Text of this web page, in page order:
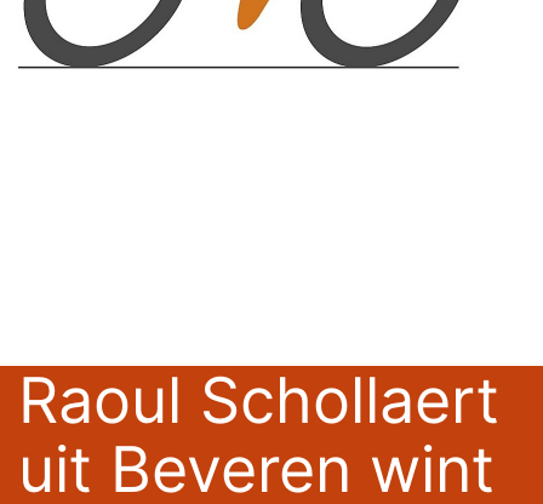
Raoul Schollaert
uit Beveren wint